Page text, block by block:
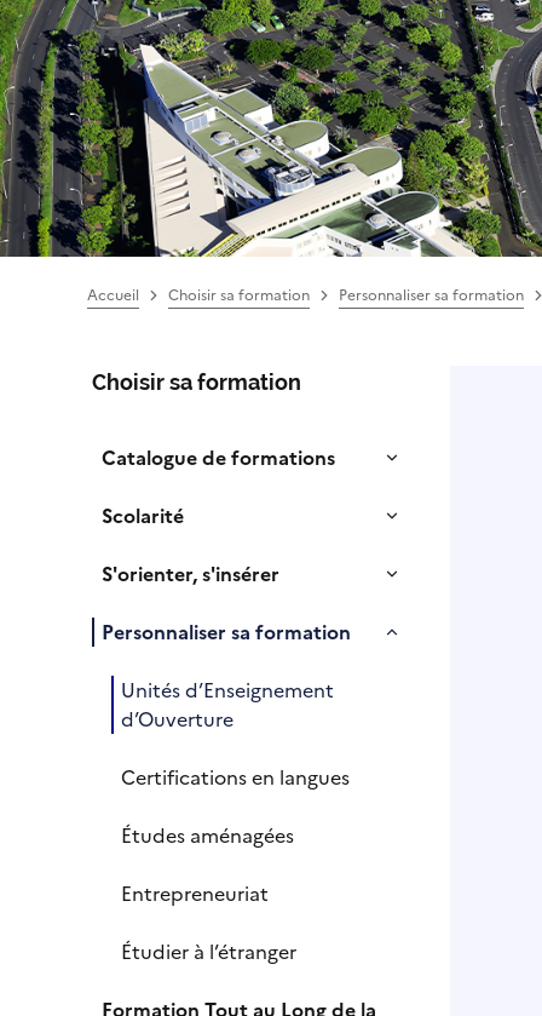
Accueil Choisir sa formation Personnaliser sa formation
Choisir sa formation
Catalogue de formations
Scolarité
S'orienter, s'insérer
Personnaliser sa formation
Unités d’Enseignement
d’Ouverture
Certifications en langues
Études aménagées
Entrepreneuriat
Étudier à l’étranger
Formation Tout au Long de la